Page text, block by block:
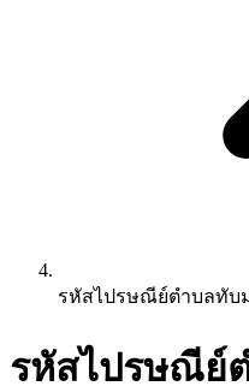
รหัสไปรษณีย์ตำบลทับ
รหัสไปรษณีย์